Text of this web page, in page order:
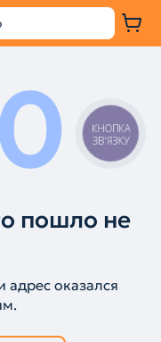
0
пошло не
оказался
КНОПКА
ЗВ'ЯЗКУ